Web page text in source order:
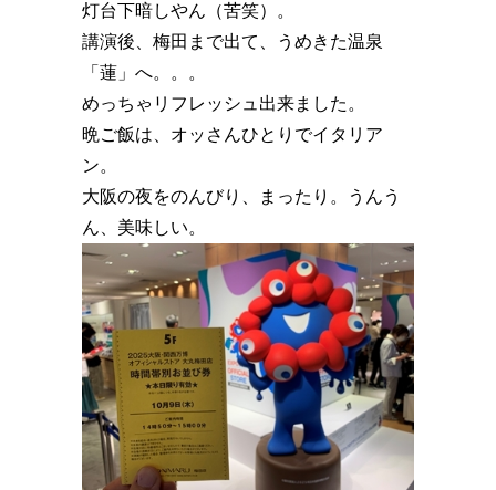
灯台下暗しやん（苦笑）。
講演後、梅田まで出て、うめきた温泉
「蓮」へ。。。
めっちゃリフレッシュ出来ました。
晩ご飯は、オッさんひとりでイタリア
ン。
大阪の夜をのんびり、まったり。うんう
ん、美味しい。